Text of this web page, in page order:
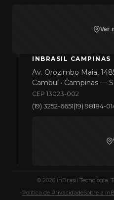
Ver
INBRASIL CAMPINAS
Av. Orozimbo Maia,
Cambuí · Campinas —
CEP 13023-002
(19) 3252-6651(19) 98184-
© 2026 inBrasil Tecnologia.
Política de PrivacidadeSobre a